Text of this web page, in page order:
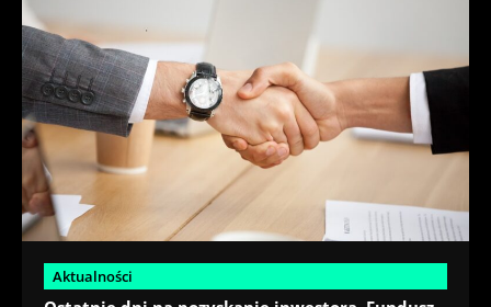
Aktualności